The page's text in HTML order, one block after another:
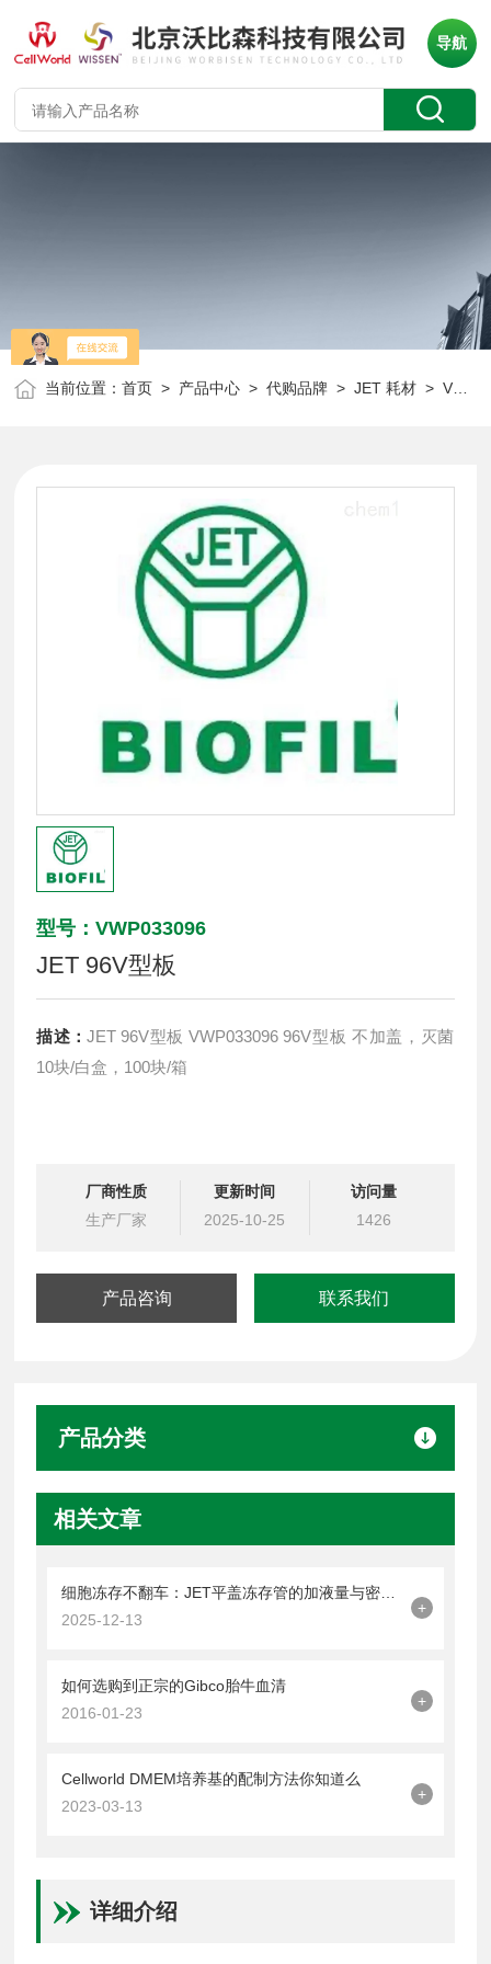
导航
当前位置：首页 > 产品中心 >代购品牌 >JET 耗材 > VWP033096JET 96V型板
型号：VWP033096
JET 96V型板
描述：JET 96V型板 VWP033096 96V型板 不加盖，灭菌
10块/白盒，100块/箱
厂商性质
生产厂家
更新时间
2025-10-25
访问量
1426
产品咨询 联系我们
产品分类
相关文章
2025-12-13
+
如何选购到正宗的Gibco胎牛血清
2016-01-23
+
Cellworld DMEM培养基的配制方法你知道么
2023-03-13
+
详细介绍